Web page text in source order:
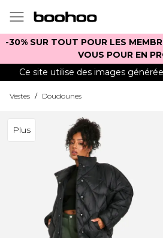
-30% SUR TOUT POUR LES
VOUS POUR EN
Ce site utilise des images
Vestes / Doudounes
Plus